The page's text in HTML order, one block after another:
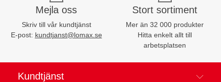
Mejla oss
Skriv till vår kundtjänst
E-post: kundtjanst@lomax.se
Stort sortiment
Mer än 32 000 produkter
Hitta enkelt allt till
arbetsplatsen
Kundtjänst